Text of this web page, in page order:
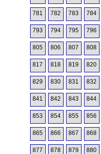
781 782 783 784
793 794 795 796
805 806 807 808
817 818 819 820
829 830 831 832
841 842 843 844
853 854 855 856
865 866 867 868
877 878 879 880